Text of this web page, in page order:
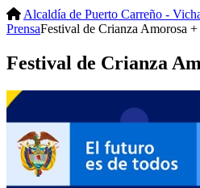
Alcaldía de Puerto Carreño -
PrensaFestival de Crianza Amorosa +
Festival de Crianza